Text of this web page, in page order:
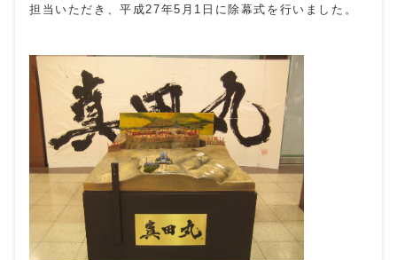
担当いただき、平成27年5月1日に除幕式を行いました。